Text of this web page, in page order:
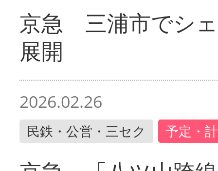
京急 三浦市でシ
展開
2026.02.26
民鉄・公営・三セク 予定・